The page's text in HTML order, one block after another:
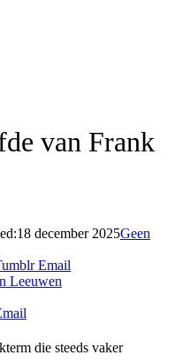
van Frank
18 december 2025Geen
Email
die steeds vaker